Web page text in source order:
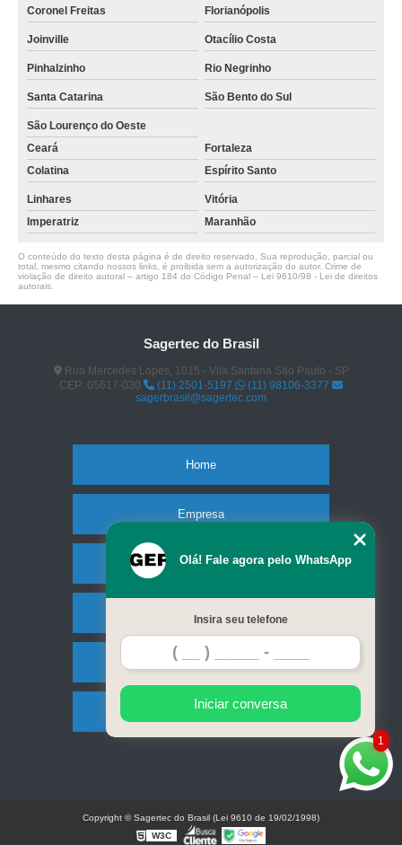
Coronel Freitas Florianópolis
Joinville Otacílio Costa
Pinhalzinho Rio Negrinho
Santa Catarina São Bento do Sul
São Lourenço do Oeste
Ceará
Fortaleza
Colatina
Espírito Santo
Linhares
Vitória
Imperatriz
Maranhão
O conteúdo do texto desta página é de direito reservado. Sua reprodução, parcial ou
total, mesmo citando nossos links, é proibida sem a autorização do autor. Crime de
violação de direito autoral – artigo 184 do Código Penal – Lei 9610/98 - Lei de direitos
autorais
Sagertec do Brasil
Rua Mercedes Lopes, 1015 - Vila Santana São Paulo - SP
CEP: 05617-030
(11) 2501-5197
(11) 98106-3377
sagerbrasil@sagertec.com
Home
Empresa
Missão
Serviços
Contato
Mapa do site
1
Olá! Fale agora pelo WhatsApp
Insira seu telefone
Iniciar conversa
Copyright © Sagertec do Brasil (Lei 9610 de 19/02/1998)
W3C